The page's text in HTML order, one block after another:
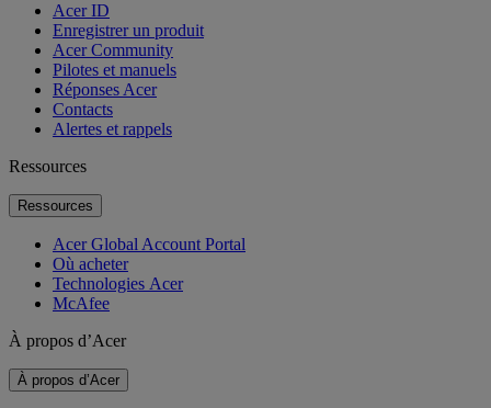
Acer ID
Enregistrer un produit
Acer Community
Pilotes et manuels
Réponses Acer
Contacts
Alertes et rappels
Ressources
Ressources
Acer Global Account Portal
Où acheter
Technologies Acer
McAfee
À propos d’Acer
À propos d’Acer